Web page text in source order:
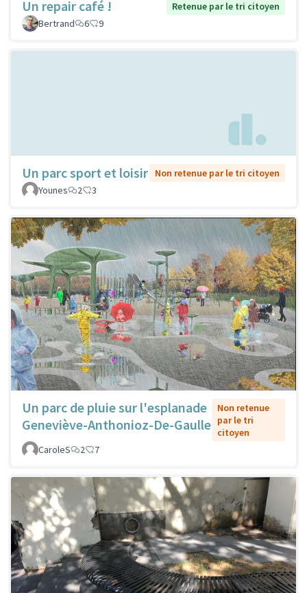
Un repair café !
Retenue par le tri citoyen
Bertrand
6 9
Un parc sport et loisir
Non retenue par le tri citoyen
Younes
2 3
Un parc de pluie sur l'esplanade
Geneviève-Anthonioz-De-Gaulle
Non retenue
par le tri
citoyen
CaroleS
2 7